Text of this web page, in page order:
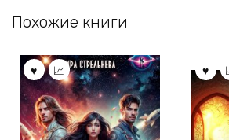
Похожие книги